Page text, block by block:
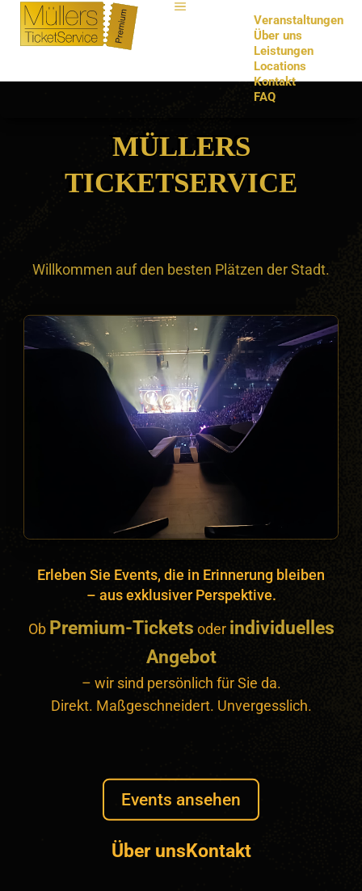
Veranstaltungen
Über uns
Leistungen
Locations
Kontakt
FAQ
MÜLLERS
TICKETSERVICE
Willkommen auf den besten Plätzen der Stadt.
Erleben Sie Events, die in Erinnerung bleiben
– aus exklusiver Perspektive.
Ob Premium-Tickets oder individuelles
Angebot
– wir sind persönlich für Sie da.
Direkt. Maßgeschneidert. Unvergesslich.
Events ansehen
Über unsKontakt